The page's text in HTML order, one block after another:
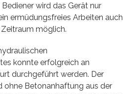
wird das Gerät nur
ermüdungsfreies Arbeiten auch
möglich.
konnte erfolgreich an
durchgeführt werden. Der
ohne Betonanhaftung aus der